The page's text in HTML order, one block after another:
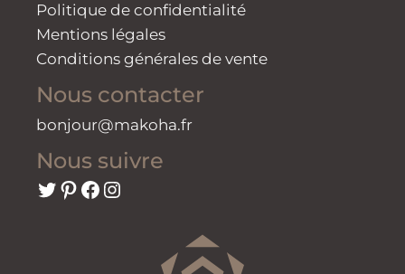
Politique de confidentialité
Mentions légales
Conditions générales de vente
Nous contacter
bonjour@makoha.fr
Nous suivre
Twitter
Pinterest
Facebook
Instagram